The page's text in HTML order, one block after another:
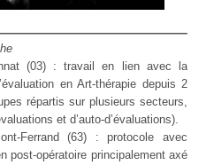
(03) : travail en lien avec la
en Art-thérapie depuis 2
répartis sur plusieurs secteurs,
et d’auto-d’évaluations).
Ferrand (63) : protocole avec
post-opératoire principalement axé